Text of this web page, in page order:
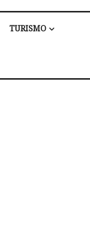
TURISMO